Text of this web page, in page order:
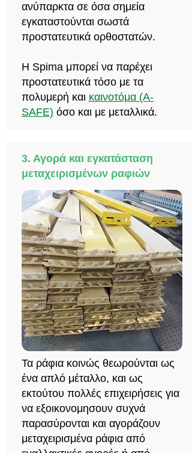
ανύπαρκτα σε όσα σημεία
εγκαταστούνται σωστά
προστατευτικά ορθοστατών.
Η Spima μπορεί να παρέχει
προστατευτικά τόσο με τα
πολυμερή και καινοτόμα (A-
SAFE) όσο και με μεταλλικά.
3. Αγορά και εγκατάσταση
μεταχειρισμένων ραφιών
Τα ράφια κοινώς θεωρούνται ως
ένα απλό μέταλλο, και ως
εκτούτου πολλές επιχειρήσεις για
να εξοικονομησουν συχνά
παρασύρονται και αγοράζουν
μεταχειρισμένα ράφια από